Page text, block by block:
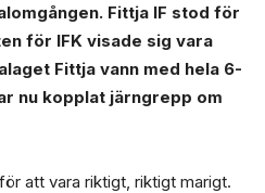
Fittja IF stod för
för IFK visade sig vara
Fittja vann med hela 6-
nu kopplat järngrepp om
att vara riktigt, riktigt marigt.